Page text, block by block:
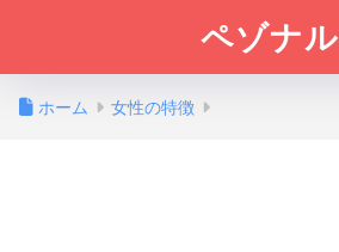
ペゾナル
ホーム 女性の特徴